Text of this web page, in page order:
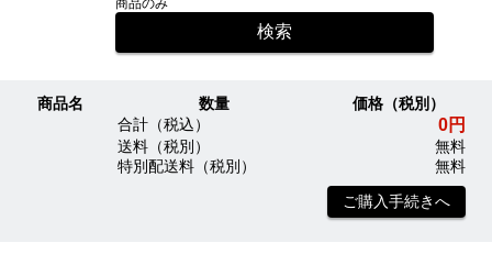
商品のみ
商品名 数量
価格（税別）
合計（税込）
0円
送料（税別）
無料
特別配送料（税別）
無料
ご購入手続きへ